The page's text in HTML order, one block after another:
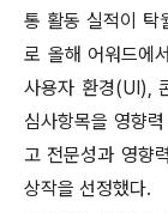
통 활동 실적이 탁
로 올해 어워드에
사용자 환경(UI),
심사항목을 영향
고 전문성과 영향
상작을 선정했다.